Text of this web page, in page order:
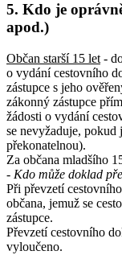
5. Kdo je
apod.)
Občan starší 15 let -
o vydání cestovního
zástupce s jeho
zákonný zástupce
žádosti o vydání
se nevyžaduje, pokud
překonatelnou).
Za občana mladšího
- Kdo může doklad
Při převzetí
občana, jemuž se
zástupce.
Převzetí cestovního
vyloučeno.